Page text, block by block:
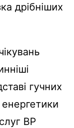
дрібніших
гучних
енергетики
ВР